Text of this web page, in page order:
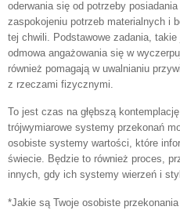
oderwania się od potrzeby
zaspokojeniu potrzeb materialnych i
tej chwili. Podstawowe zadania,
odmowa angażowania się w
również pomagają w uwalnianiu
z rzeczami fizycznymi.
To jest czas na głębszą
trójwymiarowe systemy przekonań
osobiste systemy wartości, które
świecie. Będzie to również proces,
innych, gdy ich systemy wierzeń i
*Jakie są Twoje osobiste